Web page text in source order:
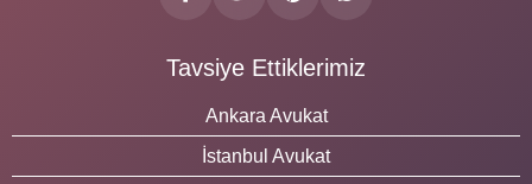
Tavsiye Ettiklerimiz
Ankara Avukat
İstanbul Avukat